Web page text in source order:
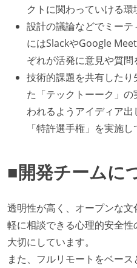
クトに関わっていける環
設計の議論などでミー
にはSlackやGoogle
ぞれが活発に意見や質問
技術的課題を共有した
た「テックトーーク」
われるようアイディア
「特許選手権」を実施し
■開発チームに
透明性が高く、オープンな
軽に相談できる心理的安全
大切にしています。
また、フルリモートをベー